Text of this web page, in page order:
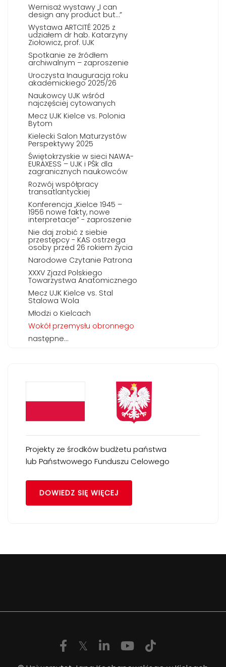
Wernisaż wystawy „I can
design any product but…”
Wystawa ARTCITÉ 2025 z
udziałem dr hab. Katarzyny
Ziołowicz, prof. UJK
Spotkanie ze źródłem
archiwalnym – zaproszenie
Uroczysta Inauguracja roku
akademickiego 2025/26
Naukowcy UJK wśród
najczęściej cytowanych
Mecz UJK Kielce vs. Polonia
Bytom
Kielecki Salon Maturzystów
Perspektywy 2025
Świętokrzyskie w sieci NAWA-
EURAXESS – UJK i PŚk dla
zagranicznych naukowców
Rozwój współpracy
transatlantyckiej
Konferencja „Kielce 1945 –
1956 nowe fakty, nowe
interpretacje” - zaproszenie
Nie daj zrobić z siebie
przestępcy - KAS ostrzega
osoby przed 26 rokiem życia
Narodowe Czytanie Patrona
XXXV Zjazd Polskiego
Towarzystwa Anatomicznego
Mecz UJK Kielce vs. Stal
Stalowa Wola
Młodzi o Kielcach
Wokół przemysłu obronnego
następne...
Projekty ze środków budżetu państwa
lub Państwowego Funduszu Celowego
DOWIEDZ SIĘ WIĘCEJ